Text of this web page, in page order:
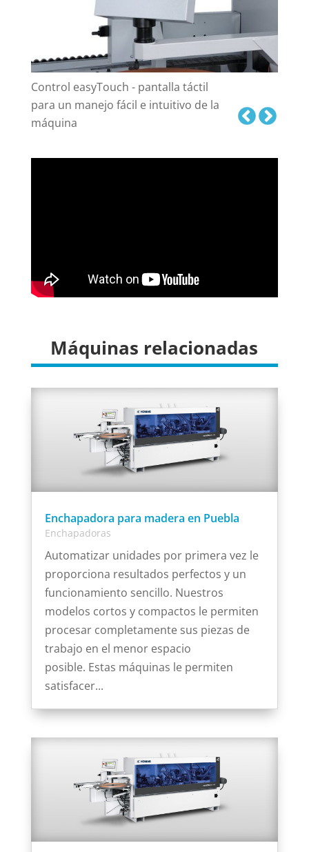
Control easyTouch - pantalla táctil
para un manejo fácil e intuitivo de la
máquina
Máquinas relacionadas
Enchapadora para madera en Puebla
Enchapadoras
Automatizar unidades por primera vez le
proporciona resultados perfectos y un
funcionamiento sencillo. Nuestros
modelos cortos y compactos le permiten
procesar completamente sus piezas de
trabajo en el menor espacio
posible. Estas máquinas le permiten
satisfacer...